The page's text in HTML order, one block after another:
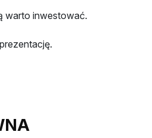
warto inwestować.